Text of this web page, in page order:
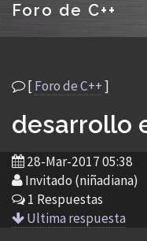
Foro de C++
[Foro de C++]
desarrollo
28-Mar-2017 05:38
Invitado (niñadiana)
1 Respuestas
Ultima respuesta